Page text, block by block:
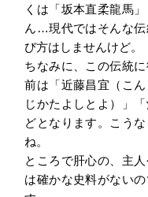
くは「坂本直柔龍馬
ん…現代ではそんな
び方はしませんけど。
ちなみに、この伝統
前は「近藤昌宜（こ
じかたよしとよ）」
どとなります。こう
ね。
ところで肝心の、主
は確かな史料がない